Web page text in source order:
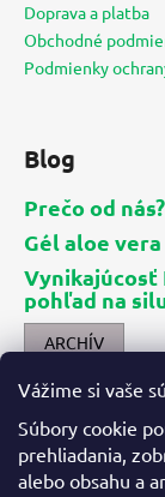
Vážime si vaše
Súbory cookie
prehliadania,
alebo obsahu a
Doprava a platba
Obchodné
Podmienky
Blog
Prečo od nás?
Gél aloe
Vynikajúcosť
pohľad na
ARCHÍV
Kontakt
info
aloes.sk